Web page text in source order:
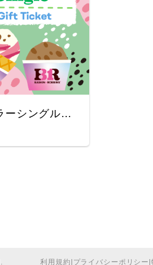
レギュラーシングルギフト券
プライバシーポリシー
利用規約